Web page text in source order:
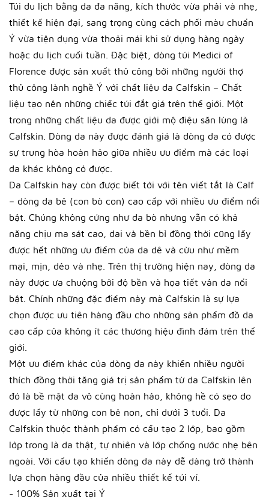
Túi du lịch bằng da đa năng, kích thước vừa phải và nhẹ,
thiết kế hiện đại, sang trọng cùng cách phối màu chuẩn
Ý vừa tiện dụng vừa thoải mái khi sử dụng hàng ngày
hoặc du lịch cuối tuần. Đặc biệt, dòng túi Medici of
Florence được sản xuất thủ công bởi những người thợ
thủ công lành nghề Ý với chất liệu da Calfskin – Chất
liệu tạo nên những chiếc túi đắt giá trên thế giới. Một
trong những chất liệu da được giới mộ điệu săn lùng là
Calfskin. Dòng da này được đánh giá là dòng da có được
sự trung hòa hoàn hảo giữa nhiều ưu điểm mà các loại
da khác không có được.
Da Calfskin hay còn được biết tới với tên viết tắt là Calf
– dòng da bê (con bò con) cao cấp với nhiều ưu điểm nổi
bật. Chúng không cứng như da bò nhưng vẫn có khả
năng chịu ma sát cao, dai và bền bỉ đồng thời cũng lấy
được hết những ưu điểm của da dê và cừu như mềm
mại, mịn, dẻo và nhẹ. Trên thị trường hiện nay, dòng da
này được ưa chuộng bởi độ bền và họa tiết vân da nổi
bật. Chính những đặc điểm này mà Calfskin là sự lựa
chọn được ưu tiên hàng đầu cho những sản phẩm đồ da
cao cấp của không ít các thương hiệu đình đám trên thế
giới.
Một ưu điểm khác của dòng da này khiến nhiều người
thích đồng thời tăng giá trị sản phẩm từ da Calfskin lên
đó là bề mặt da vô cùng hoàn hảo, không hề có sẹo do
được lấy từ những con bê non, chỉ dưới 3 tuổi. Da
Calfskin thuộc thành phẩm có cấu tạo 2 lớp, bao gồm
lớp trong là da thật, tự nhiên và lớp chống nước nhẹ bên
ngoài. Với cấu tạo khiến dòng da này dễ dàng trở thành
lựa chọn hàng đầu của nhiều thiết kế túi ví.
- 100% Sản xuất tại Ý